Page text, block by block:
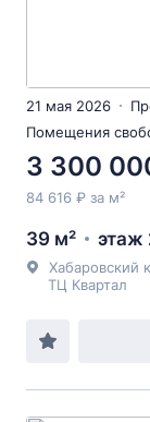
21 мая 2026
Помещения
3 300
84 616 ₽ за м²
39 м² этаж
Хабаровский
ТЦ Квартал